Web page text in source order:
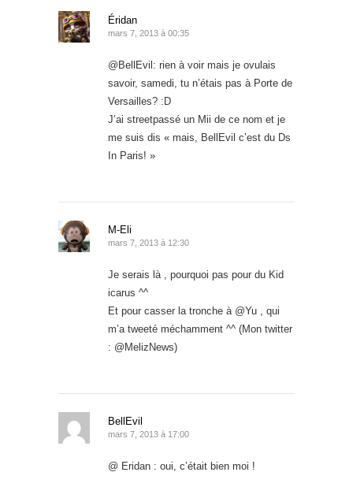
Éridan
mars 7, 2013 à 00:35
@BellEvil: rien à voir mais je ovulais
savoir, samedi, tu n’étais pas à Porte de
Versailles? :D
J’ai streetpassé un Mii de ce nom et je
me suis dis « mais, BellEvil c’est du Ds
In Paris! »
M-Eli
mars 7, 2013 à 12:30
Je serais là , pourquoi pas pour du Kid
icarus ^^
Et pour casser la tronche à @Yu , qui
m’a tweeté méchamment ^^ (Mon twitter
: @MelizNews)
BellEvil
mars 7, 2013 à 17:00
@ Eridan : oui, c’était bien moi !